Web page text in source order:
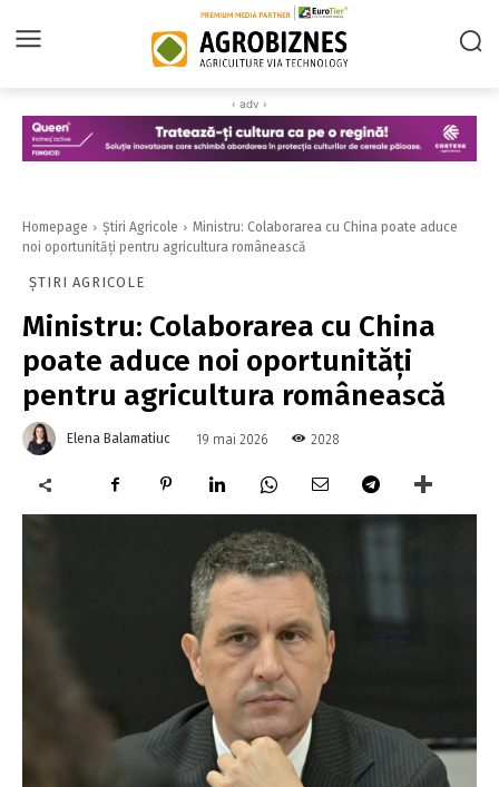
‹ adv ›
Homepage Știri Agricole
Ministru: Colaborarea cu China poate aduce
noi oportunităţi pentru agricultura românească
ȘTIRI AGRICOLE
Ministru: Colaborarea cu China
poate aduce noi oportunităţi
pentru agricultura românească
Elena Balamatiuc 19 mai 2026 2028